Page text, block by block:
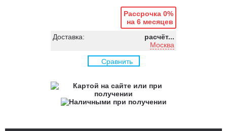
Рассрочка 0%
на 6 месяцев
Доставка:
расчёт...
Москва
Сравнить